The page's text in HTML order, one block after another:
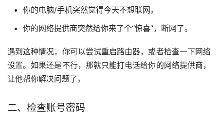
你的电脑/手机突然觉得今天不想联网。
你的网络提供商突然给你来了个“惊喜”，断网了。
遇到这种情况，你可以尝试重启路由器，或者检查一下网络
设置。如果还是不行，那就只能打电话给你的网络提供商，
让他帮你解决问题了。
二、检查账号密码